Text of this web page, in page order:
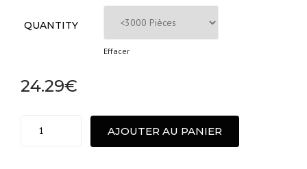
QUANTITY
Effacer
24.29€
Large
AJOUTER AU PANIER